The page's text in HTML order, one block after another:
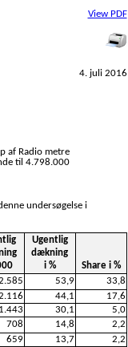
View PDF
4. juli 2016
af Radio metre
til 4.798.000
undersøgelse i
Ugentlig
dækning
i %
Share i %
53,9
33,8
44,1
17,6
1.443 30,1
5,0
708 14,8
2,2
659 13,7
2,2